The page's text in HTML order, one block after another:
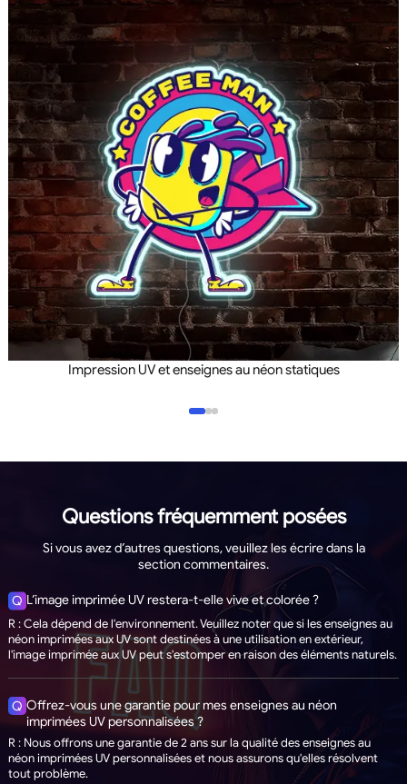
Impression UV et enseignes au néon statiques
Questions fréquemment posées
Si vous avez d’autres questions, veuillez les écrire dans la
section commentaires.
Q L’image imprimée UV restera-t-elle vive et colorée ?
R : Cela dépend de l'environnement. Veuillez noter que si les enseignes au
néon imprimées aux UV sont destinées à une utilisation en extérieur,
l'image imprimée aux UV peut s'estomper en raison des éléments naturels.
Q Offrez-vous une garantie pour mes enseignes au néon
imprimées UV personnalisées ?
R : Nous offrons une garantie de 2 ans sur la qualité des enseignes au
néon imprimées UV personnalisées et nous assurons qu'elles résolvent
tout problème.